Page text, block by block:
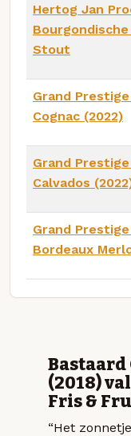
Hertog Jan
Stout
Grand
Cognac (2022)
Grand
Calvados
Grand
Bordeaux
Bastaard
(2018)
Fris &
“Het